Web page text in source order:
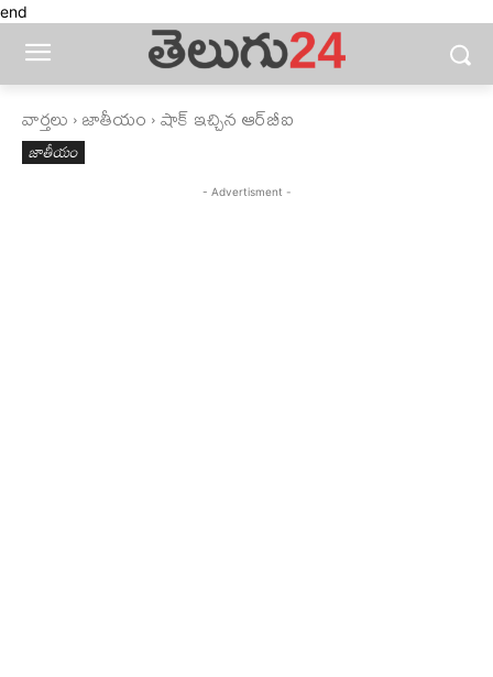
end
వార్తలు జాతీయం షాక్ ఇచ్చిన ఆర్‍‌బీఐ
జాతీయం
- Advertisment -